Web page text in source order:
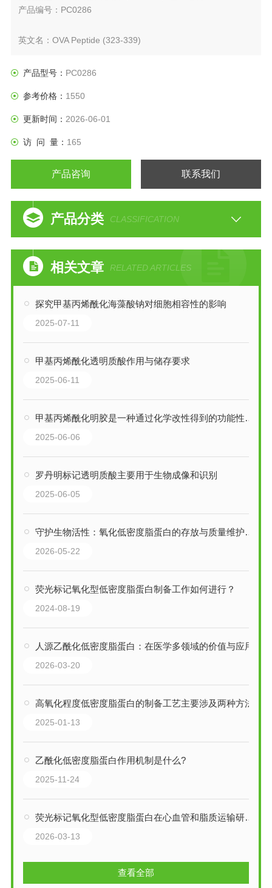
产品编号：PC0286
英文名：OVA Peptide (323-339)
别名：卵清白蛋白多肽（323-339）
CAS No.：92915-79-2
运输条件：-20℃
产品型号： PC0286
参考价格： 1550
更新时间： 2026-06-01
访 问 量： 165
产品咨询 联系我们
产品分类 CLASSIFICATION
相关文章 RELATED ARTICLES
探究甲基丙烯酰化海藻酸钠对细胞相容性的影响
2025-07-11
甲基丙烯酰化透明质酸作用与储存要求
2025-06-11
甲基丙烯酰化明胶是一种通过化学改性得到的功能性生物材料
2025-06-06
罗丹明标记透明质酸主要用于生物成像和识别
2025-06-05
守护生物活性：氧化低密度脂蛋白的存放与质量维护要点
2026-05-22
荧光标记氧化型低密度脂蛋白制备工作如何进行？
2024-08-19
人源乙酰化低密度脂蛋白：在医学多领域的价值与应用
2026-03-20
高氧化程度低密度脂蛋白的制备工艺主要涉及两种方法
2025-01-13
乙酰化低密度脂蛋白作用机制是什么?
2025-11-24
荧光标记氧化型低密度脂蛋白在心血管和脂质运输研究中的应用
2026-03-13
查看全部